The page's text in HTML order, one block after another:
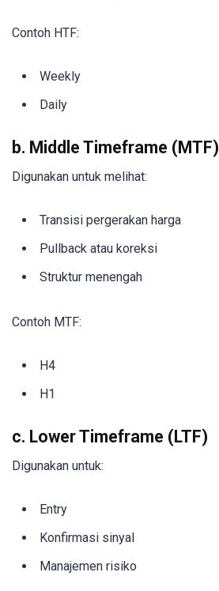
Contoh HTF:
Weekly
Daily
b. Middle Timeframe (MTF)
Digunakan untuk melihat:
Transisi pergerakan harga
Pullback atau koreksi
Struktur menengah
Contoh MTF:
H4
H1
c. Lower Timeframe (LTF)
Digunakan untuk:
Entry
Konfirmasi sinyal
Manajemen risiko